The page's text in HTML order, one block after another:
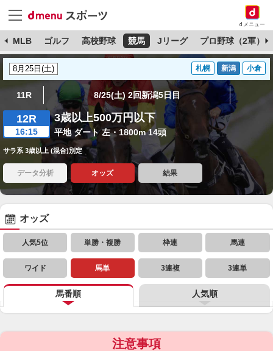
dメニュー
MLB ゴルフ 高校野球 競馬 Jリーグ プロ野球（2軍）
札幌 新潟 小倉
11R 8/25(土) 2回新潟5日目
12R
16:15
3歳以上500万円以下
平地 ダート 左・1800m 14頭
サラ系 3歳以上 (混合)別定
データ分析 オッズ 結果
オッズ
人気5位 単勝・複勝 枠連 馬連
ワイド 馬単 3連複 3連単
馬番順 人気順
注意事項